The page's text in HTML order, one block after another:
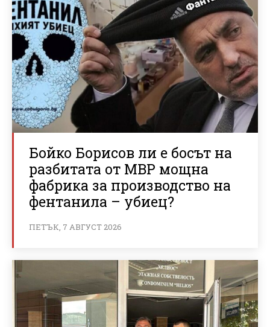
Бойко Борисов ли е босът на
разбитата от МВР мощна
фабрика за производство на
фентанила – убиец?
ПЕТЪК, 7 АВГУСТ 2026